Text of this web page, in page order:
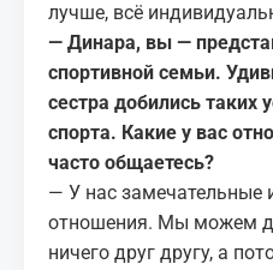
лучше, всё
— Динара, вы —
спортивной семьи.
сестра добились таких
спорта. Какие у вас
часто общаетесь?
— У нас замечательные
отношения. Мы можем
ничего друг другу, а